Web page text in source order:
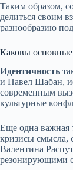
Таким образом,
делиться своим
разнообразию
Каковы
Идентичность
и Павел Шабан,
современным
культурные
Еще одна важная
кризисы смысла,
Валентина
резонирующими